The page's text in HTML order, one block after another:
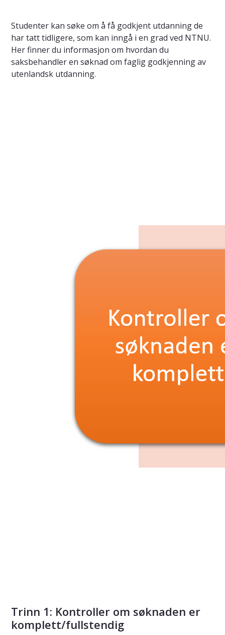
Studenter kan søke om å få godkjent utdanning de
har tatt tidligere, som kan inngå i en grad ved NTNU.
Her finner du informasjon om hvordan du
saksbehandler en søknad om faglig godkjenning av
utenlandsk utdanning.
Trinn 1: Kontroller om søknaden er
komplett/fullstendig